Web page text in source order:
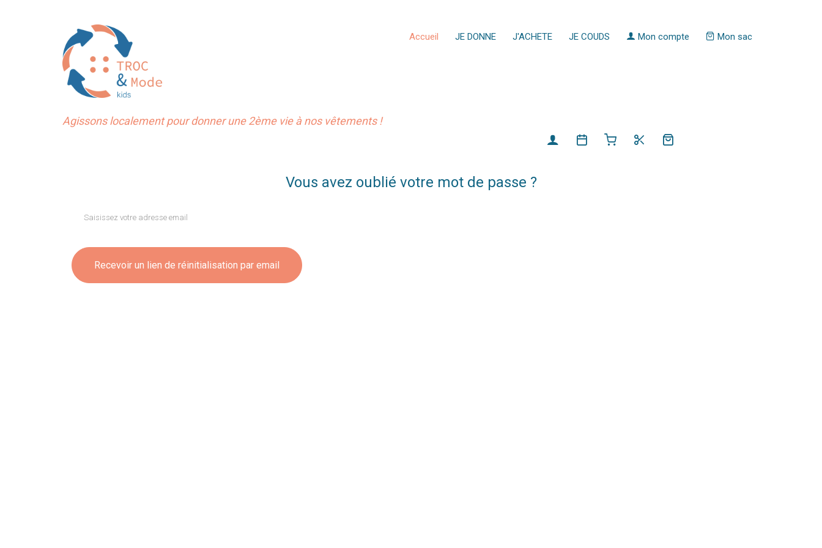
Accueil JE DONNE J'ACHETE JE COUDS Mon compte Mon sac
Agissons localement pour donner une 2ème vie à nos vêtements !
Vous avez oublié votre mot de passe ?
email
Recevoir un lien de réinitialisation par email